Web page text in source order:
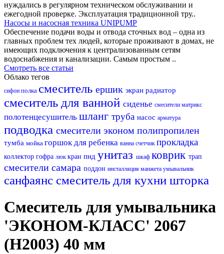
нуждались в регулярном техническом обслуживании и
ежегодной проверке. Эксплуатация традиционной тру..
Насосы и насосная техника UNIPUMP
Обеспечение подачи воды и отвода сточных вод – одна из
главных проблем тех людей, которые проживают в домах, не
имеющих подключения к централизованным сетям
водоснабжения и канализации. Самым простым ..
Смотреть все статьи
Облако тегов
сифон полка смеситель ершик экран радиатор
смеситель для ванной сиденье смесители матрикс
полотенцесушитель шланг труба насос арматура
подводка смесители эконом полипропилен
тумба мойка горшок для ребенка ванна счетчик прокладка
коллектор гофра люк кран пнд унитаз шкаф коврик трап
смесители самара поддон инсталляция манжета умывальник
санфаянс смеситель для кухни шторка
Смеситель для умывальника
'ЭКОНОМ-КЛАСС' 2067
(H2003) 40 мм